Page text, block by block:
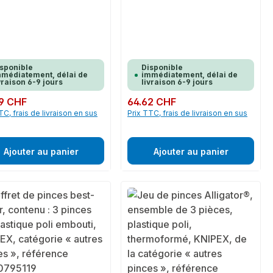
délai de
6-9 jours
:
CHF
frais de livraison en sus
Ajouter au panier
Disponible
immédiatement, délai de
livraison 6-9 jours
Prix régulier :
64.62 CHF
Prix TTC, frais de livraison en sus
Ajouter au panier